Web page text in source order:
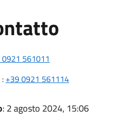
0921 561011
: +39 0921 561114
: 2 agosto 2024, 15:06